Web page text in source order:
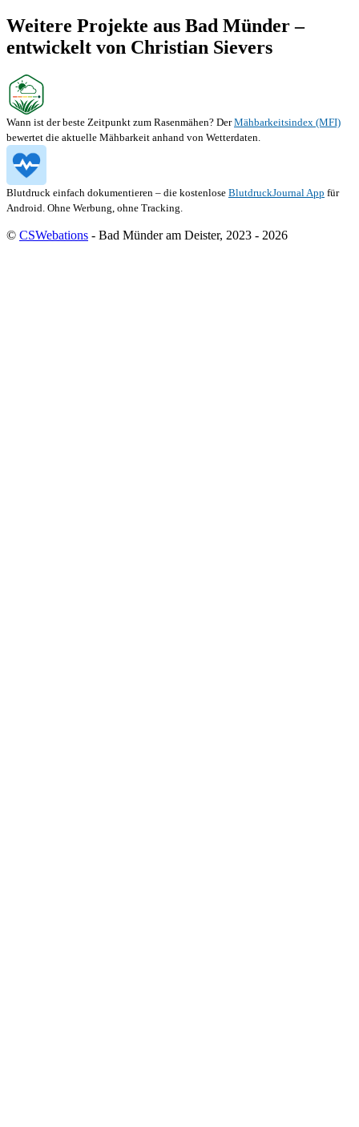
Weitere Projekte aus Bad Münder –
entwickelt von Christian Sievers
Wann ist der beste Zeitpunkt zum Rasenmähen? DerMähbarkeitsindex (MFI)
bewertet die aktuelle Mähbarkeit anhand von Wetterdaten.
Blutdruck einfach dokumentieren – die kostenlose BlutdruckJournal App für
Android. Ohne Werbung, ohne Tracking.
© CSWebations - Bad Münder am Deister, 2023 - 2026